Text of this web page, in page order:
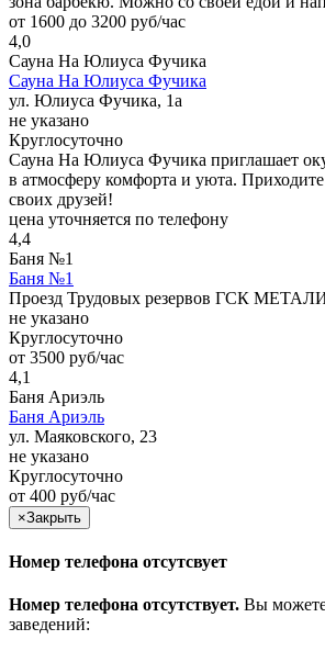
от 1600 до 3200 руб/час
4,0
Сауна На Юлиуса Фучика
Сауна На Юлиуса Фучика
ул. Юлиуса Фучика, 1а
не указано
Круглосуточно
Сауна На Юлиуса Фучика приглашает
в атмосферу комфорта и уюта.
своих друзей!
цена уточняется по телефону
4,4
Баня №1
Баня №1
Проезд Трудовых резервов ГСК
не указано
Круглосуточно
от 3500 руб/час
4,1
Баня Ариэль
Баня Ариэль
ул. Маяковского, 23
не указано
Круглосуточно
от 400 руб/час
×Закрыть
Номер телефона отсутсвует
Номер телефона отсутствует. Вы
заведений: